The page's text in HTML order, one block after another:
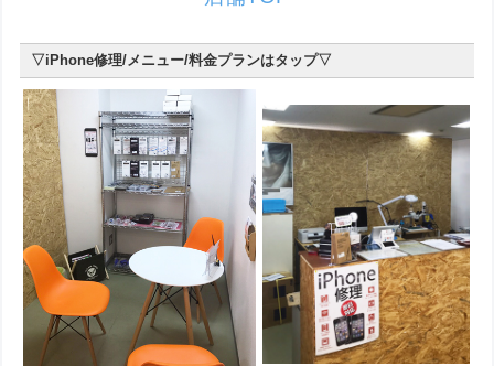
▽iPhone修理/メニュー/料金プランはタップ▽